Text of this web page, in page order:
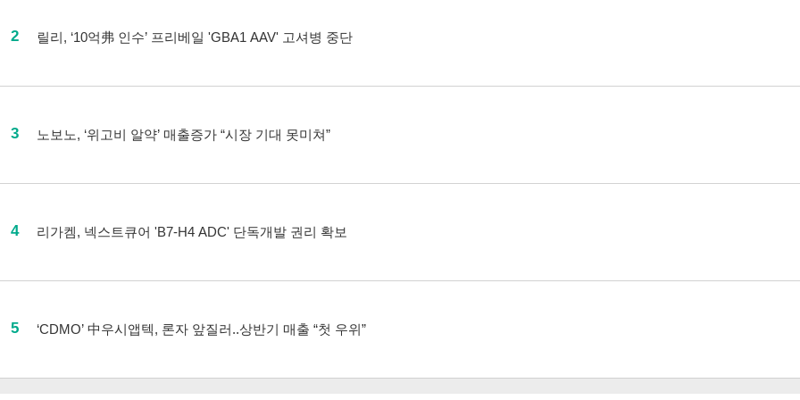
2 릴리, ‘10억弗 인수’ 프리베일 'GBA1 AAV' 고셔병 중단
3 노보노, ‘위고비 알약’ 매출증가 “시장 기대 못미쳐”
4 리가켐, 넥스트큐어 'B7-H4 ADC' 단독개발 권리 확보
5 ‘CDMO’ 中우시앱텍, 론자 앞질러..상반기 매출 “첫 우위”